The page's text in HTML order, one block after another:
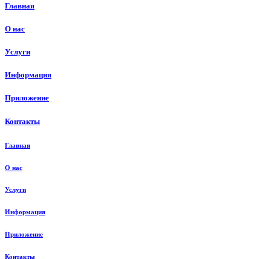
Главная
О нас
Услуги
Информация
Приложение
Контакты
Главная
О нас
Услуги
Информация
Приложение
Контакты